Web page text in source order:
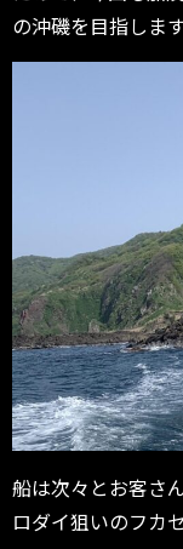
の沖磯を目指します
船は次々とお客さ
ロダイ狙いのフカ